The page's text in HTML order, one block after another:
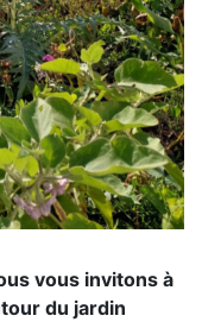
vous invitons à
du jardin